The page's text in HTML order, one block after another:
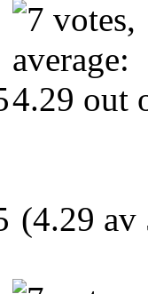
(4.29 av